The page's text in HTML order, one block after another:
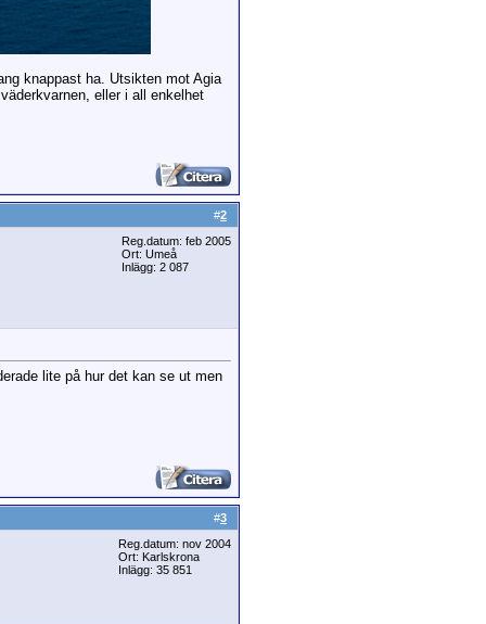
knappast ha. Utsikten mot Agia
eller i all enkelhet
#2
Reg.datum: feb 2005
Ort: Umeå
Inlägg: 2 087
lite på hur det kan se ut men
#3
Reg.datum: nov 2004
Ort: Karlskrona
Inlägg: 35 851